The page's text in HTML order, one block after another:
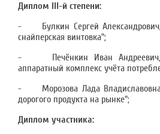
Диплом III-й степени:
- Булкин Сергей Александрович,
снайперская винтовка";
- Печёнкин Иван Андреевич,
аппаратный комплекс учёта
- Морозова Лада
дорогого продукта на рынке";
Диплом участника: